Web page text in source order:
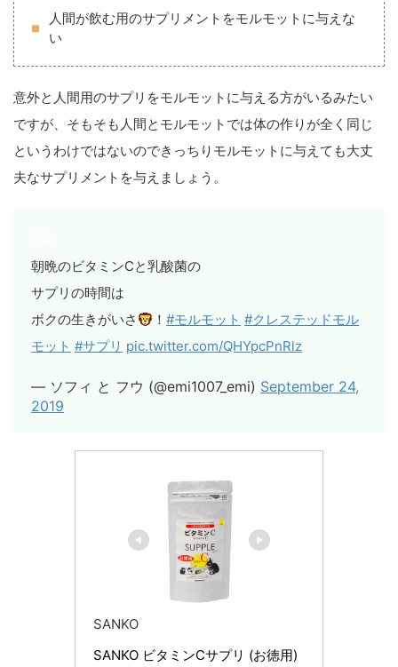
人間が飲む用のサプリメントをモルモットに与えな
い
意外と人間用のサプリをモルモットに与える方がいるみたい
ですが、そもそも人間とモルモットでは体の作りが全く同じ
というわけではないのできっちりモルモットに与えても大丈
夫なサプリメントを与えましょう。
朝晩のビタミンCと乳酸菌の
サプリの時間は
ボクの生きがいさ
！#モルモット #クレステッドモル
モット #サプリ pic.twitter.com/QHYpcPnRlz
— ソフィ と フウ (@emi1007_emi) September 24,
2019
SANKO
SANKO ビタミンCサプリ (お徳用)